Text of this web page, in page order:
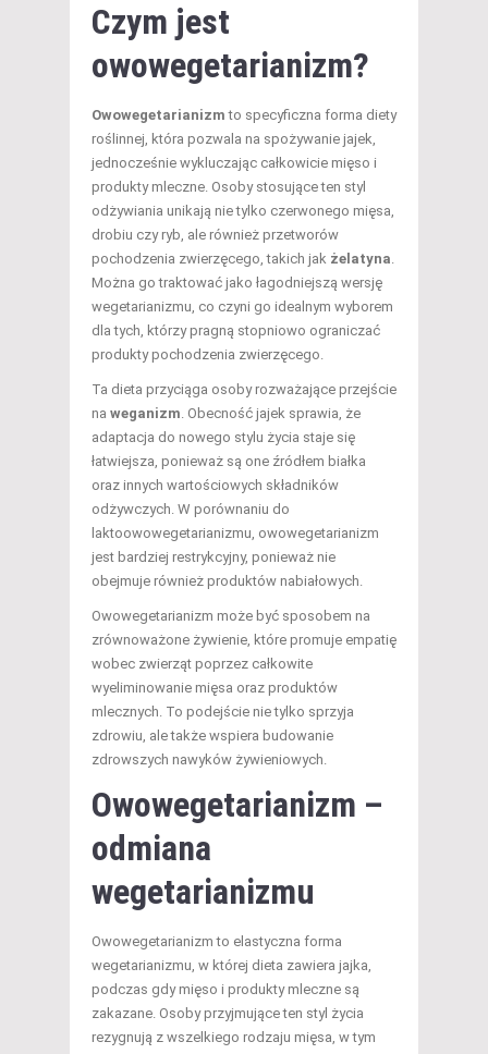
Czym jest
owowegetarianizm?
Owowegetarianizm to specyficzna forma diety
roślinnej, która pozwala na spożywanie jajek,
jednocześnie wykluczając całkowicie mięso i
produkty mleczne. Osoby stosujące ten styl
odżywiania unikają nie tylko czerwonego mięsa,
drobiu czy ryb, ale również przetworów
pochodzenia zwierzęcego, takich jak żelatyna.
Można go traktować jako łagodniejszą wersję
wegetarianizmu, co czyni go idealnym wyborem
dla tych, którzy pragną stopniowo ograniczać
produkty pochodzenia zwierzęcego.
Ta dieta przyciąga osoby rozważające przejście
na weganizm. Obecność jajek sprawia, że
adaptacja do nowego stylu życia staje się
łatwiejsza, ponieważ są one źródłem białka
oraz innych wartościowych składników
odżywczych. W porównaniu do
laktoowowegetarianizmu, owowegetarianizm
jest bardziej restrykcyjny, ponieważ nie
obejmuje również produktów nabiałowych.
Owowegetarianizm może być sposobem na
zrównoważone żywienie, które promuje empatię
wobec zwierząt poprzez całkowite
wyeliminowanie mięsa oraz produktów
mlecznych. To podejście nie tylko sprzyja
zdrowiu, ale także wspiera budowanie
zdrowszych nawyków żywieniowych.
Owowegetarianizm –
odmiana
wegetarianizmu
Owowegetarianizm to elastyczna forma
wegetarianizmu, w której dieta zawiera jajka,
podczas gdy mięso i produkty mleczne są
zakazane. Osoby przyjmujące ten styl życia
rezygnują z wszelkiego rodzaju mięsa, w tym